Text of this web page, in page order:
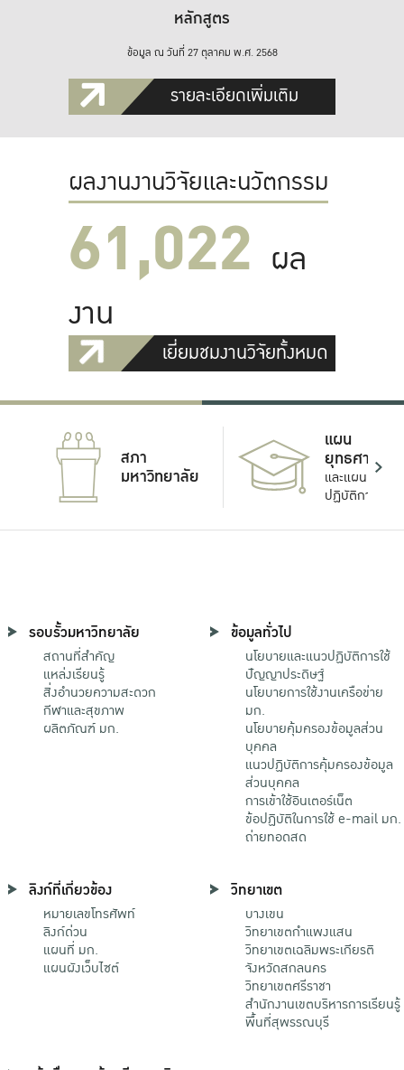
หลักสูตร
ข้อมูล ณ วันที่ 27 ตุลาคม พ.ศ. 2568
รายละเอียดเพิ่มเติม
ผลงานงานวิจัยและนวัตกรรม
61,022 ผล
งาน
เยี่ยมชมงานวิจัยทั้งหมด
สภา
มหาวิทยาลัย
แผน
ยุทธศาสตร์
และแผน
ปฏิบัติการ
รอบรั้วมหาวิทยาลัย
สถานที่สำคัญ
แหล่งเรียนรู้
สิ่งอำนวยความสะดวก
กีฬาและสุขภาพ
ผลิตภัณฑ์ มก.
ข้อมูลทั่วไป
นโยบายและแนวปฏิบัติการใช้
ปัญญาประดิษฐ์
นโยบายการใช้งานเครือข่าย
มก.
นโยบายคุ้มครองข้อมูลส่วน
บุคคล
แนวปฏิบัติการคุ้มครองข้อมูล
ส่วนบุคคล
การเข้าใช้อินเตอร์เน็ต
ข้อปฏิบัติในการใช้ e-mail มก.
ถ่ายทอดสด
ลิงก์ที่เกี่ยวข้อง
หมายเลขโทรศัพท์
ลิงก์ด่วน
แผนที่ มก.
แผนผังเว็บไซต์
วิทยาเขต
บางเขน
วิทยาเขตกําแพงแสน
วิทยาเขตเฉลิมพระเกียรติ
จังหวัดสกลนคร
วิทยาเขตศรีราชา
สำนักงานเขตบริหารการเรียนรู้
พื้นที่สุพรรณบุรี